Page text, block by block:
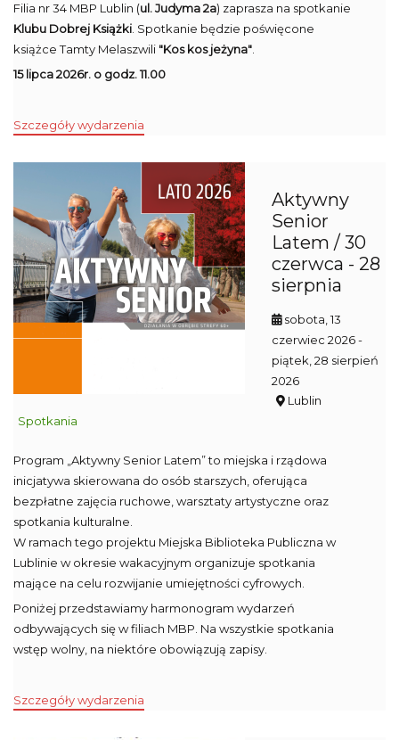
Filia nr 34 MBP Lublin (ul. Judyma 2a) zaprasza na spotkanie
Klubu Dobrej Książki . Spotkanie będzie poświęcone
książce Tamty Melaszwili "Kos kos jeżyna"
15 lipca 2026r. o godz. 11.00
Szczegóły wydarzenia
Aktywny
Senior
Latem / 30
czerwca - 28
sierpnia
sobota, 13
czerwiec 2026-
piątek, 28 sierpień
2026
Lublin
Spotkania
Program „Aktywny Senior Latem” to miejska i rządowa
inicjatywa skierowana do osób starszych, oferująca
bezpłatne zajęcia ruchowe, warsztaty artystyczne oraz
spotkania kulturalne.
W ramach tego projektu Miejska Biblioteka Publiczna w
Lublinie w okresie wakacyjnym organizuje spotkania
mające na celu rozwijanie umiejętności cyfrowych.
Poniżej przedstawiamy harmonogram wydarzeń
odbywających się w filiach MBP. Na wszystkie spotkania
wstęp wolny, na niektóre obowiązują zapisy.
Szczegóły wydarzenia